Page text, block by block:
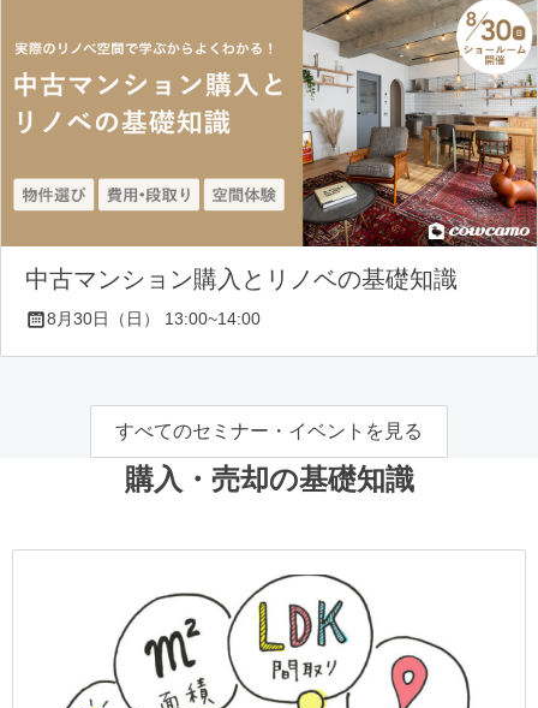
中古マンション購入とリノベの基礎知識
8月30日（日） 13:00~14:00
すべてのセミナー・イベントを見る
購入・売却の基礎知識